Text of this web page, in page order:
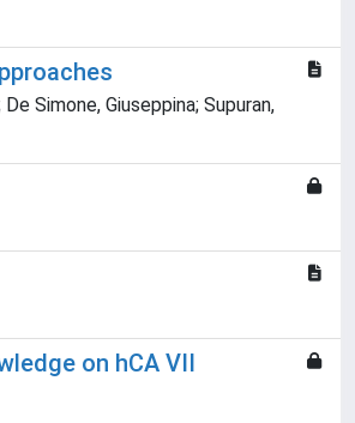
Simone, Giuseppina; Supuran,
on hCA VII